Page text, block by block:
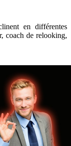
en différentes
coach de relooking,